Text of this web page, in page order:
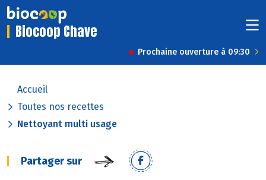
Biocoop Chave
Prochaine ouverture à 09:30
Accueil
Toutes nos recettes
Nettoyant multi usage
Partager sur